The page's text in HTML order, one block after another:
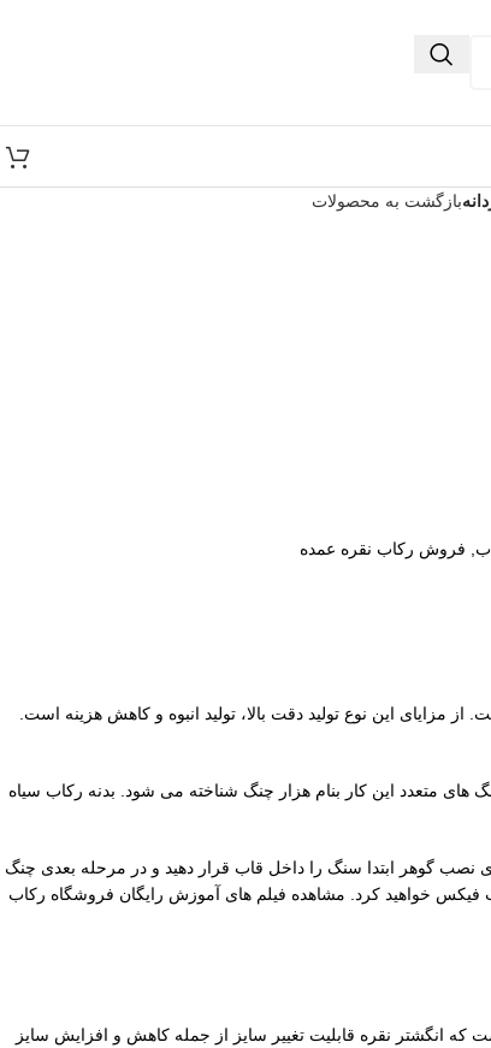
بازگشت به محصولات
فروش رکاب نقره عمده
این نوع تولید دقت بالا، تولید انبوه و کاهش هزینه است.
26 در 20 میلیمتر با چنگ ها متعدد است. به خاطر وجود این چنگ های متعدد این کار بنام هزار چنگ شناخته می شود. بدنه رکاب سیاه
نصب گوهر ابتدا سنگ را داخل قاب قرار دهید و در مرحله بعدی چنگ
فیکس خواهید کرد. مشاهده فیلم های آموزش رایگان فروشگاه رکاب
انگشتر نقره قابلیت تغییر سایز از جمله کاهش و افزایش سایز